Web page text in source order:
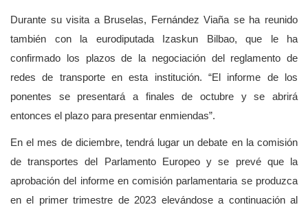
Durante su visita a Bruselas, Fernández Viaña se ha reunido
también con la eurodiputada Izaskun Bilbao, que le ha
confirmado los plazos de la negociación del reglamento de
redes de transporte en esta institución. “El informe de los
ponentes se presentará a finales de octubre y se abrirá
entonces el plazo para presentar enmiendas”.
En el mes de diciembre, tendrá lugar un debate en la comisión
de transportes del Parlamento Europeo y se prevé que la
aprobación del informe en comisión parlamentaria se produzca
en el primer trimestre de 2023 elevándose a continuación al